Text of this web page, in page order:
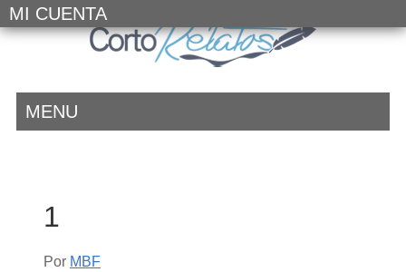
MI CUENTA
MENU
1
Por MBF